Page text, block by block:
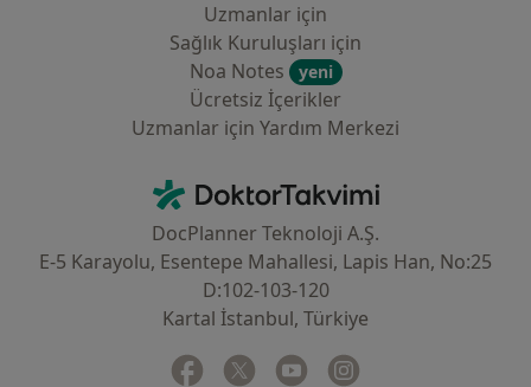
Uzmanlar için
Sağlık Kuruluşları için
Noa Notes
yeni
Ücretsiz İçerikler
Uzmanlar için Yardım Merkezi
DoktorTakvimi - Ana Sayfa
DocPlanner Teknoloji A.Ş.
E-5 Karayolu, Esentepe Mahallesi, Lapis Han, No:25
D:102-103-120
Kartal İstanbul, Türkiye
Facebook
yeni bir sekmede açılır
Twitter
yeni bir sekmede açılır
Youtube
yeni bir sekmede açılır